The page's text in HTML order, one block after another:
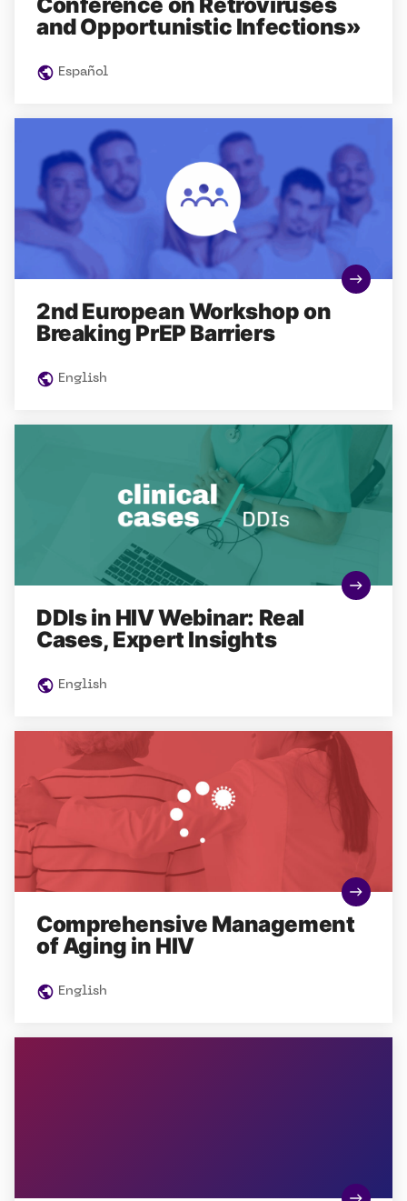
and Opportunistic Infections»
Español
2nd European Workshop on
Breaking PrEP Barriers
English
DDIs in HIV Webinar: Real
Cases, Expert Insights
English
Comprehensive Management
of Aging in HIV
English